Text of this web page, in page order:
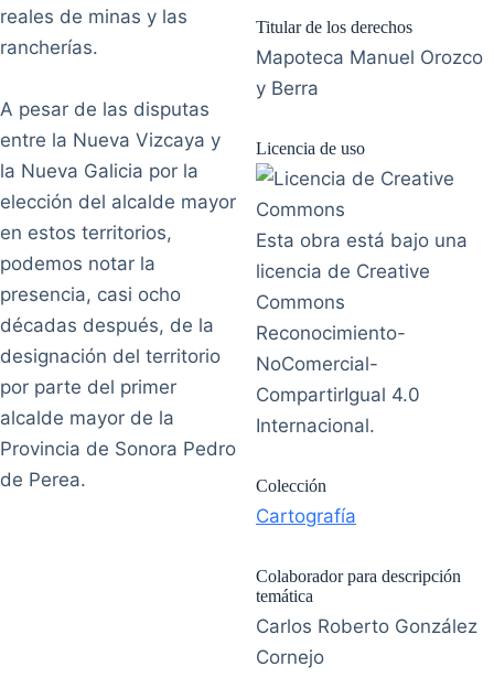
reales de minas y las
rancherías.
A pesar de las disputas
entre la Nueva Vizcaya y
la Nueva Galicia por la
elección del alcalde mayor
en estos territorios,
podemos notar la
presencia, casi ocho
décadas después, de la
designación del territorio
por parte del primer
alcalde mayor de la
Provincia de Sonora Pedro
de Perea.
Titular de los derechos
Mapoteca Manuel Orozco
y Berra
Licencia de uso
Esta obra está bajo una
licencia de Creative
Commons
Reconocimiento-
NoComercial-
CompartirIgual 4.0
Internacional.
Colección
Cartografía
Colaborador para descripción
temática
Carlos Roberto González
Cornejo